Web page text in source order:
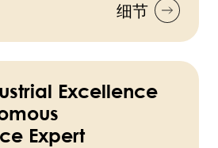
细节
Excellence
Expert